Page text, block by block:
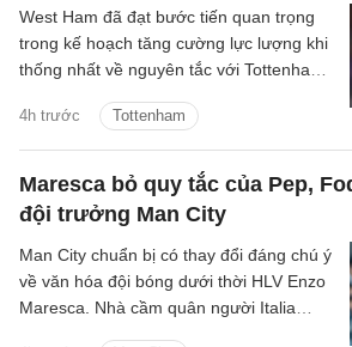
4h trước Tottenham
West Ham đã đạt bước tiến quan trọng
trong kế hoạch tăng cường lực lượng khi
thống nhất về nguyên tắc với Tottenham
Maresca bỏ quy tắc của Pep,
đội trưởng Man City
Man City chuẩn bị có thay đổi đáng chú ý
về văn hóa đội bóng dưới thời HLV Enzo
Maresca. Nhà cầm quân người Italia